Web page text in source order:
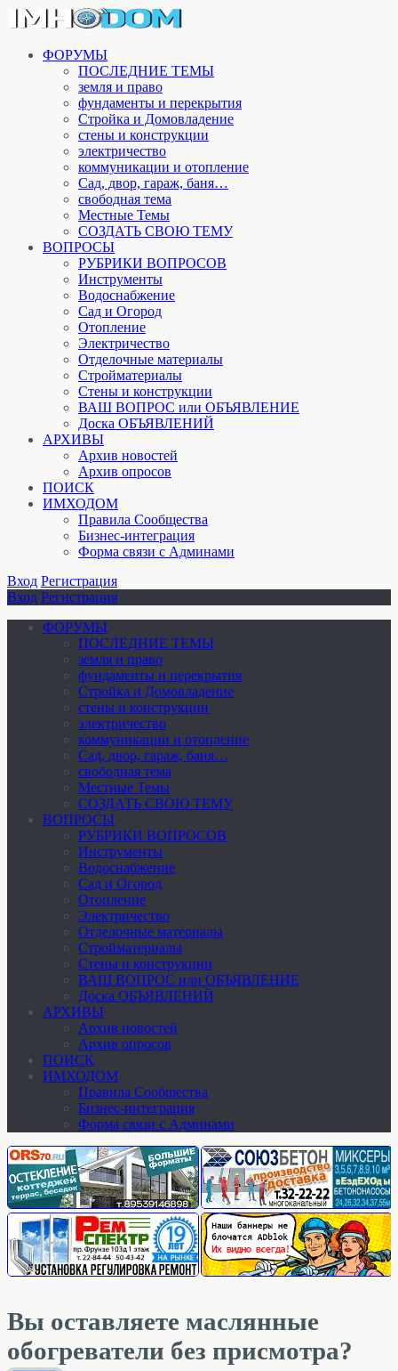
ФОРУМЫ
ПОСЛЕДНИЕ ТЕМЫ
земля и право
фундаменты и перекрытия
Стройка и Домовладение
стены и конструкции
электричество
коммуникации и отопление
Cад, двор, гараж, баня…
свободная тема
Местные Темы
СОЗДАТЬ СВОЮ ТЕМУ
ВОПРОСЫ
РУБРИКИ ВОПРОСОВ
Инструменты
Водоснабжение
Сад и Огород
Отопление
Электричество
Отделочные материалы
Стройматериалы
Стены и конструкции
ВАШ ВОПРОС или ОБЪЯВЛЕНИЕ
Доска ОБЪЯВЛЕНИЙ
АРХИВЫ
Архив новостей
Архив опросов
ПОИСК
ИМХОДОМ
Правила Сообщества
Бизнес-интеграция
Форма связи с Админами
Вход Регистрация
Вход Регистрация
ФОРУМЫ
ПОСЛЕДНИЕ ТЕМЫ
земля и право
фундаменты и перекрытия
Стройка и Домовладение
стены и конструкции
электричество
коммуникации и отопление
Cад, двор, гараж, баня…
свободная тема
Местные Темы
СОЗДАТЬ СВОЮ ТЕМУ
ВОПРОСЫ
РУБРИКИ ВОПРОСОВ
Инструменты
Водоснабжение
Сад и Огород
Отопление
Электричество
Отделочные материалы
Стройматериалы
Стены и конструкции
ВАШ ВОПРОС или ОБЪЯВЛЕНИЕ
Доска ОБЪЯВЛЕНИЙ
АРХИВЫ
Архив новостей
Архив опросов
ПОИСК
ИМХОДОМ
Правила Сообщества
Бизнес-интеграция
Форма связи с Админами
Вы оставляете маслянные
обогреватели без присмотра?